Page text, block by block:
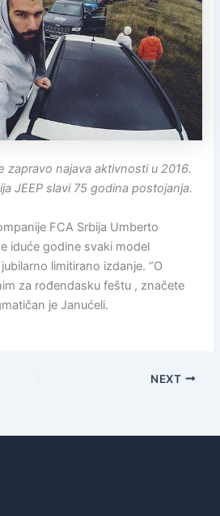
zapravo najava aktivnosti u 2016.
JEEP slavi 75 godina postojanja.
FCA Srbija Umberto
iduće godine svaki model
limitirano izdanje. “O
za rođendasku feštu , značete
je Janućeli.
NEXT